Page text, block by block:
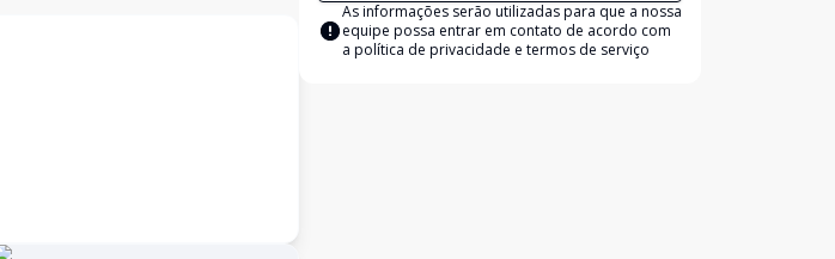
As informações serão utilizadas para que a nossa
equipe possa entrar em contato de acordo com
a política de privacidade e termos de serviço